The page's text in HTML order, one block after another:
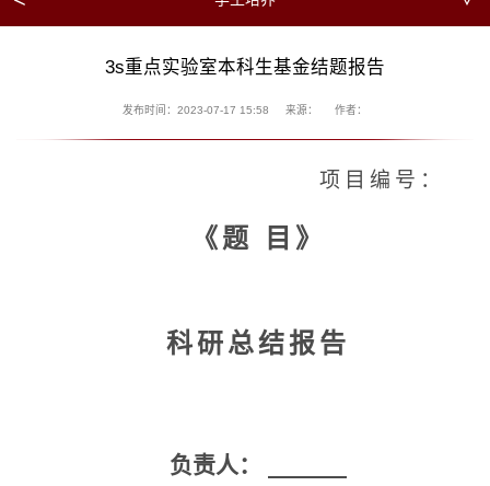
3s重点实验室本科生基金结题报告
发布时间：2023-07-17 15:58 来源： 作者：
项目编号：
《题 目》
科研总结报告
负责人：